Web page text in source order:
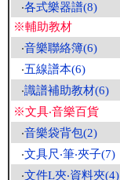
‧各式樂器譜(8)
※輔助教材
‧音樂聯絡簿(6)
‧五線譜本(6)
‧識譜補助教材(6)
※文具‧音樂百貨
‧音樂袋背包(2)
‧文具尺‧筆‧夾子(7)
‧文件L夾‧資料夾(4)